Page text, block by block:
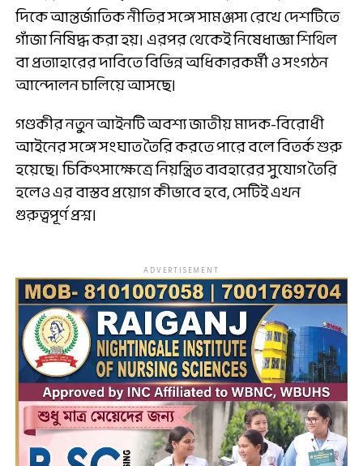
দিকে আন্তর্জাতিক নীতির সঙ্গে সামঞ্জস্য রেখে দেশটিতে
গাঁজা নিষিদ্ধ করা হয়। এরপর থেকেই নিষেধাজ্ঞা শিথিল
বা প্রত্যাহারের দাবিতে বিভিন্ন অধিকারকর্মী ও সংগঠন
আন্দোলন চালিয়ে আসছে।
গণ্ডকীর নতুন আইনটি অবশ্য জাতীয় মাদক-বিরোধী
আইনের সঙ্গে সংঘাত তৈরি করতে পারে বলে বিতর্ক শুরু
হয়েছে। চিকিৎসাক্ষেত্রে নিয়ন্ত্রিত ব্যবহারের সুযোগ তৈরি
হলেও এর বাস্তব প্রয়োগ কীভাবে হবে, সেটিই এখন
গুরুত্বপূর্ণ প্রশ্ন।
ADVERTISEMENT